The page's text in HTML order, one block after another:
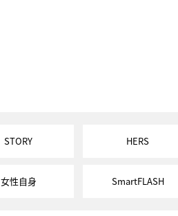
STORY HERS
女性自身 SmartFLASH